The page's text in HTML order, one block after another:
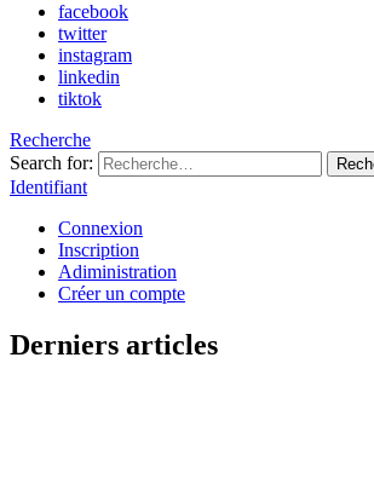
facebook
twitter
instagram
linkedin
tiktok
Recherche
Search for:
Identifiant
Connexion
Inscription
Adiministration
Créer un compte
Derniers articles